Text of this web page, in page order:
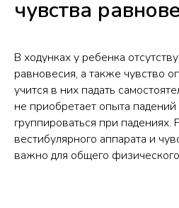
чувства
В ходунках у ребенка
равновесия, а также чувство
учится в них падать
не приобретает опыта падений
группироваться при падениях.
вестибулярного аппарата и
важно для общего